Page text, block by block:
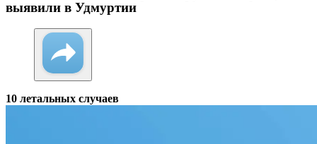
выявили в Удмуртии
10 летальных случаев